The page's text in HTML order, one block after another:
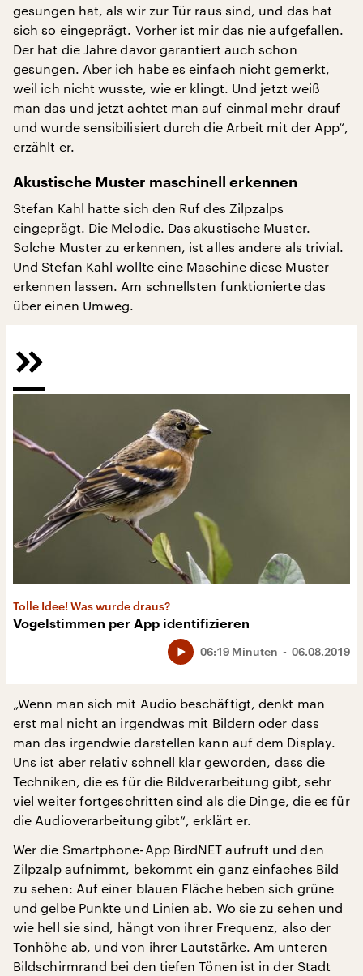
gesungen hat, als wir zur Tür raus sind, und das hat
sich so eingeprägt. Vorher ist mir das nie aufgefallen.
Der hat die Jahre davor garantiert auch schon
gesungen. Aber ich habe es einfach nicht gemerkt,
weil ich nicht wusste, wie er klingt. Und jetzt weiß
man das und jetzt achtet man auf einmal mehr drauf
und wurde sensibilisiert durch die Arbeit mit der App“,
erzählt er.
Akustische Muster maschinell erkennen
Stefan Kahl hatte sich den Ruf des Zilpzalps
eingeprägt. Die Melodie. Das akustische Muster.
Solche Muster zu erkennen, ist alles andere als trivial.
Und Stefan Kahl wollte eine Maschine diese Muster
erkennen lassen. Am schnellsten funktionierte das
über einen Umweg.
Tolle Idee! Was wurde draus?
Vogelstimmen per App identifizieren
06.08.2019
06:19 Minuten
„Wenn man sich mit Audio beschäftigt, denkt man
erst mal nicht an irgendwas mit Bildern oder dass
man das irgendwie darstellen kann auf dem Display.
Uns ist aber relativ schnell klar geworden, dass die
Techniken, die es für die Bildverarbeitung gibt, sehr
viel weiter fortgeschritten sind als die Dinge, die es für
die Audioverarbeitung gibt“, erklärt er.
Wer die Smartphone-App BirdNET aufruft und den
Zilpzalp aufnimmt, bekommt ein ganz einfaches Bild
zu sehen: Auf einer blauen Fläche heben sich grüne
und gelbe Punkte und Linien ab. Wo sie zu sehen und
wie hell sie sind, hängt von ihrer Frequenz, also der
Tonhöhe ab, und von ihrer Lautstärke. Am unteren
Bildschirmrand bei den tiefen Tönen ist in der Stadt